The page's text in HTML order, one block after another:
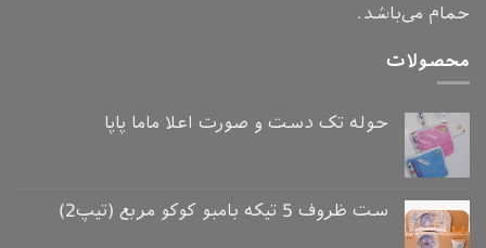
حمام می‌باشد.
محصولات
حوله تک دست و صورت اعلا ماما پاپا
ست ظروف 5 تیکه بامبو کوکو مربع (تیپ2)